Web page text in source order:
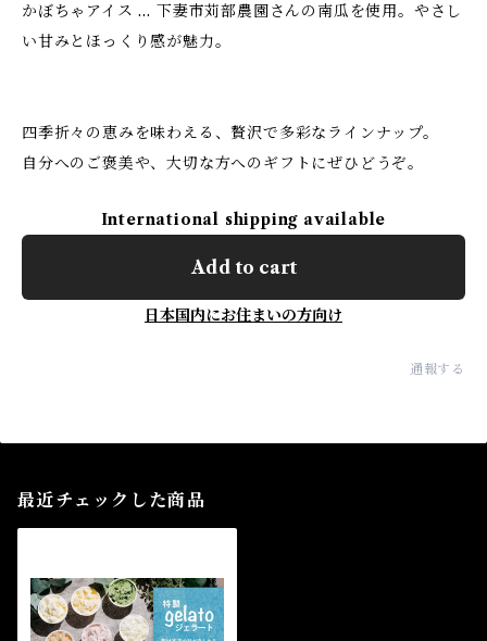
かぼちゃアイス … 下妻市苅部農園さんの南瓜を使用。やさし
い甘みとほっくり感が魅力。
四季折々の恵みを味わえる、贅沢で多彩なラインナップ。
自分へのご褒美や、大切な方へのギフトにぜひどうぞ。
International shipping available
Add to cart
日本国内にお住まいの方向け
通報する
最近チェックした商品